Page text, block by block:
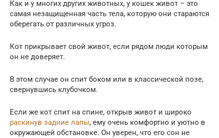
Как и у многих других животных, у кошек живот – это
самая незащищенная часть тела, которую они стараются
оберегать от различных угроз.
Кот прикрывает свой живот, если рядом люди которым
он не доверяет.
В этом случае он спит боком или в классической позе,
свернувшись клубочком.
Если же кот спит на спине, открыв живот и широко
раскинув задние лапы, ему очень комфортно и уютно в
окружающей обстановке. Он уверен, что его сон не